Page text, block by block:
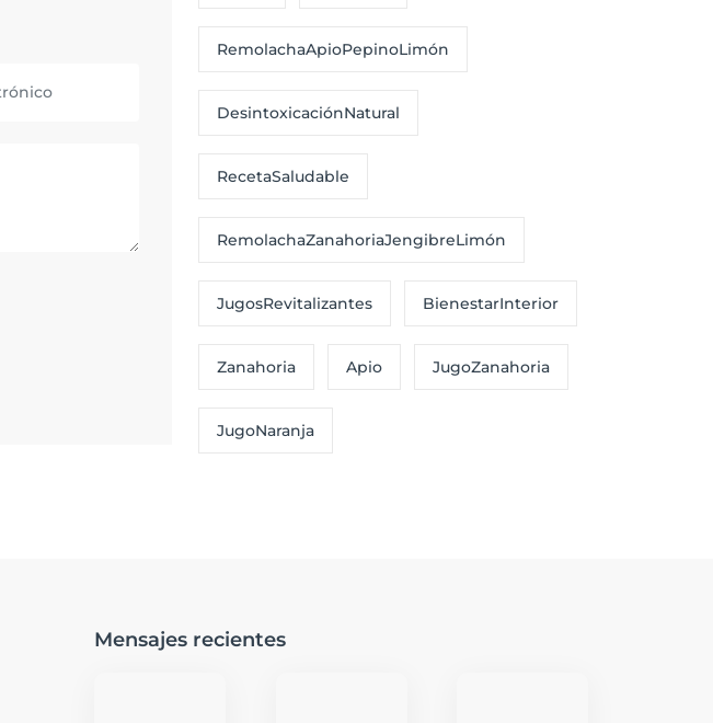
RemolachaApioPepinoLimón
DesintoxicaciónNatural
RecetaSaludable
RemolachaZanahoriaJengibreLimón
JugosRevitalizantes BienestarInterior
Zanahoria Apio JugoZanahoria
JugoNaranja
Mensajes recientes